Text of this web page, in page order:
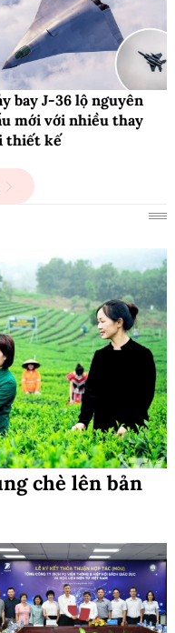
bay J-36 lộ nguyên
mới với nhiều thay
thiết kế
chè lên bản